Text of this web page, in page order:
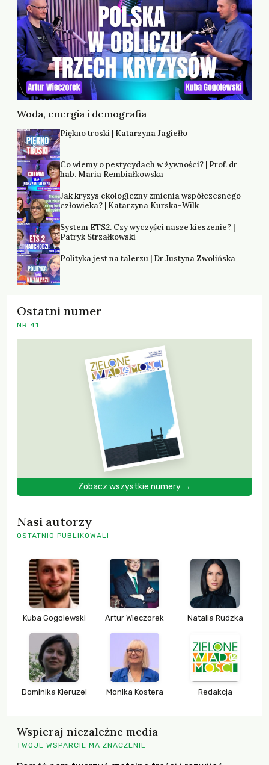
Woda, energia i demografia
Piękno troski | Katarzyna Jagiełło
Co wiemy o pestycydach w żywności? | Prof. dr
hab. Maria Rembiałkowska
Jak kryzys ekologiczny zmienia współczesnego
człowieka? | Katarzyna Kurska-Wilk
System ETS2. Czy wyczyści nasze kieszenie? |
Patryk Strzałkowski
Polityka jest na talerzu | Dr Justyna Zwolińska
Ostatni numer
NR 41
Zobacz wszystkie numery →
Nasi autorzy
OSTATNIO PUBLIKOWALI
Kuba Gogolewski Artur Wieczorek Natalia Rudzka
Dominika Kieruzel Monika Kostera Redakcja
Wspieraj niezależne media
TWOJE WSPARCIE MA ZNACZENIE